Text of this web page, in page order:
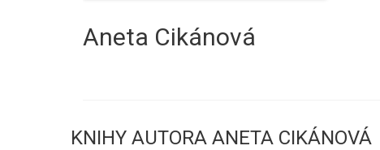
Aneta Cikánová
KNIHY AUTORA ANETA CIKÁNOVÁ